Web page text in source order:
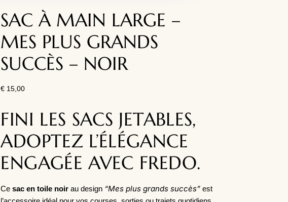
SAC À MAIN LARGE –
MES PLUS GRANDS
SUCCÈS – NOIR
€ 15,00
FINI LES SACS JETABLES,
ADOPTEZ L’ÉLÉGANCE
ENGAGÉE AVEC FREDO.
Cesac en toile noir au design “Mes plus grands succès” est